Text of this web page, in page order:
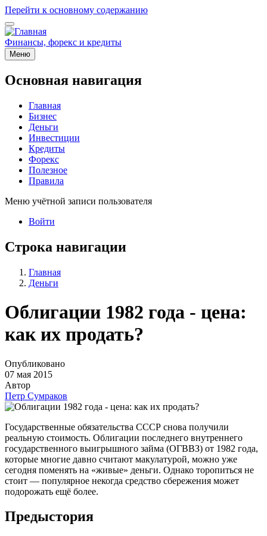
Перейти к основному содержанию
Финансы, форекс и кредиты
Меню
Основная навигация
Главная
Бизнес
Деньги
Инвестиции
Кредиты
Форекс
Полезное
Правила
Меню учётной записи пользователя
Войти
Строка навигации
Главная
Деньги
Облигации 1982 года - цена:
как их продать?
Опубликовано
07 мая 2015
Автор
Петр Сумраков
Государственные обязательства СССР снова получили
реальную стоимость. Облигации последнего внутреннего
государственного выигрышного займа (ОГВВЗ) от 1982 года,
которые многие давно считают макулатурой, можно уже
сегодня поменять на «живые» деньги. Однако торопиться не
стоит — популярное некогда средство сбережения может
подорожать ещё более.
Предыстория